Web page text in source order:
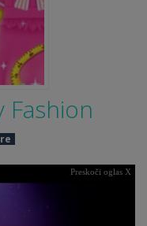
Fashion
Preskoči oglas X